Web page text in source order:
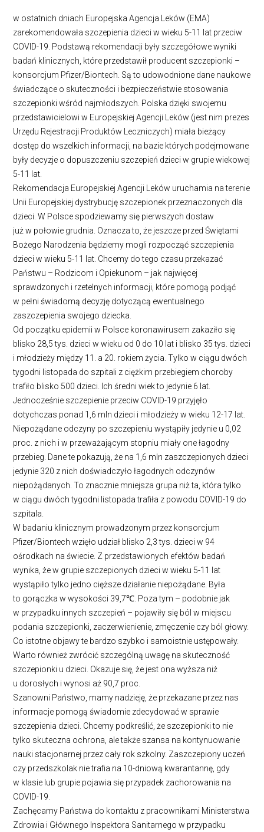
w ostatnich dniach Europejska Agencja Leków (EMA)
zarekomendowała szczepienia dzieci w wieku 5-11 lat przeciw
COVID-19. Podstawą rekomendacji były szczegółowe wyniki
badań klinicznych, które przedstawił producent szczepionki –
konsorcjum Pfizer/Biontech. Są to udowodnione dane naukowe
świadczące o skuteczności i bezpieczeństwie stosowania
szczepionki wśród najmłodszych. Polska dzięki swojemu
przedstawicielowi w Europejskiej Agencji Leków (jest nim prezes
Urzędu Rejestracji Produktów Leczniczych) miała bieżący
dostęp do wszelkich informacji, na bazie których podejmowane
były decyzje o dopuszczeniu szczepień dzieci w grupie wiekowej
5-11 lat.
Rekomendacja Europejskiej Agencji Leków uruchamia na terenie
Unii Europejskiej dystrybucję szczepionek przeznaczonych dla
dzieci. W Polsce spodziewamy się pierwszych dostaw
już w połowie grudnia. Oznacza to, że jeszcze przed Świętami
Bożego Narodzenia będziemy mogli rozpocząć szczepienia
dzieci w wieku 5-11 lat. Chcemy do tego czasu przekazać
Państwu – Rodzicom i Opiekunom – jak najwięcej
sprawdzonych i rzetelnych informacji, które pomogą podjąć
w pełni świadomą decyzję dotyczącą ewentualnego
zaszczepienia swojego dziecka.
Od początku epidemii w Polsce koronawirusem zakaziło się
blisko 28,5 tys. dzieci w wieku od 0 do 10 lat i blisko 35 tys. dzieci
i młodzieży między 11. a 20. rokiem życia. Tylko w ciągu dwóch
tygodni listopada do szpitali z ciężkim przebiegiem choroby
trafiło blisko 500 dzieci. Ich średni wiek to jedynie 6 lat.
Jednocześnie szczepienie przeciw COVID-19 przyjęło
dotychczas ponad 1,6 mln dzieci i młodzieży w wieku 12-17 lat.
Niepożądane odczyny po szczepieniu wystąpiły jedynie u 0,02
proc. z nich i w przeważającym stopniu miały one łagodny
przebieg. Dane te pokazują, że na 1,6 mln zaszczepionych dzieci
jedynie 320 z nich doświadczyło łagodnych odczynów
niepożądanych. To znacznie mniejsza grupa niż ta, która tylko
w ciągu dwóch tygodni listopada trafiła z powodu COVID-19 do
szpitala.
W badaniu klinicznym prowadzonym przez konsorcjum
Pfizer/Biontech wzięło udział blisko 2,3 tys. dzieci w 94
ośrodkach na świecie. Z przedstawionych efektów badań
wynika, że w grupie szczepionych dzieci w wieku 5-11 lat
wystąpiło tylko jedno cięższe działanie niepożądane. Była
to gorączka w wysokości 39,7℃. Poza tym – podobnie jak
w przypadku innych szczepień – pojawiły się ból w miejscu
podania szczepionki, zaczerwienienie, zmęczenie czy ból głowy.
Co istotne objawy te bardzo szybko i samoistnie ustępowały.
Warto również zwrócić szczególną uwagę na skuteczność
szczepionki u dzieci. Okazuje się, że jest ona wyższa niż
u dorosłych i wynosi aż 90,7 proc.
Szanowni Państwo, mamy nadzieję, że przekazane przez nas
informacje pomogą świadomie zdecydować w sprawie
szczepienia dzieci. Chcemy podkreślić, że szczepionki to nie
tylko skuteczna ochrona, ale także szansa na kontynuowanie
nauki stacjonarnej przez cały rok szkolny. Zaszczepiony uczeń
czy przedszkolak nie trafia na 10-dniową kwarantannę, gdy
w klasie lub grupie pojawia się przypadek zachorowania na
COVID-19.
Zachęcamy Państwa do kontaktu z pracownikami Ministerstwa
Zdrowia i Głównego Inspektora Sanitarnego w przypadku